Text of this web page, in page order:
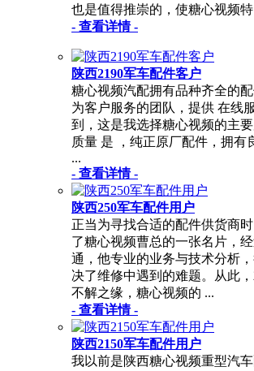
也是值得推崇的，使糖心视频
- 查看详情 -
陕西2190军车配件客户
糖心视频汽配拥有品种齐全的
为客户服务的团队，提供 在线服
到，这是我选择糖心视频的主要原
质量 是 ，纯正原厂配件，
...
- 查看详情 -
陕西250军车配件用户
正当为寻找合适的配件供货商时
了糖心视频曹总的一张名片，
通，他专业的业务与技术分析
决了维修中遇到的难题。从此
不解之缘，糖心视频的 ...
- 查看详情 -
陕西2150军车配件用户
我以前是陕西糖心视频重型汽